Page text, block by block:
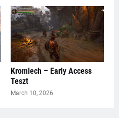
Kromlech – Early Access
Teszt
March 10, 2026